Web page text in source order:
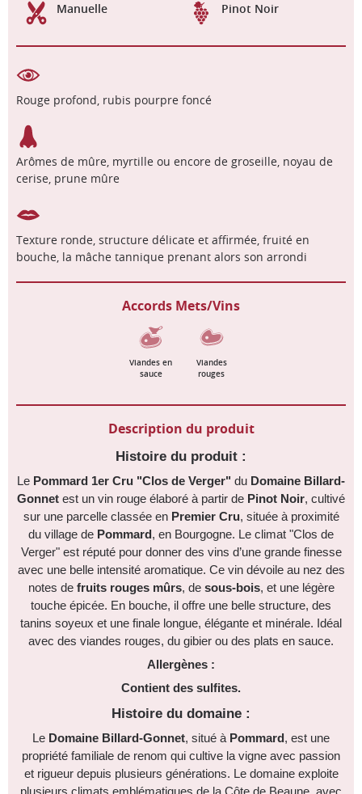
Manuelle Pinot Noir
Rouge profond, rubis pourpre foncé
Arômes de mûre, myrtille ou encore de groseille, noyau de
cerise, prune mûre
Texture ronde, structure délicate et affirmée, fruité en
bouche, la mâche tannique prenant alors son arrondi
Accords Mets/Vins
Viandes en
sauce
Viandes
rouges
Description du produit
Histoire du produit :
Le Pommard 1er Cru "Clos de Verger" du Domaine Billard-
Gonnet est un vin rouge élaboré à partir de Pinot Noir, cultivé
sur une parcelle classée en Premier Cru, située à proximité
du village de Pommard, en Bourgogne. Le climat "Clos de
Verger" est réputé pour donner des vins d’une grande finesse
avec une belle intensité aromatique. Ce vin dévoile au nez des
notes de fruits rouges mûrs, de sous-bois, et une légère
touche épicée. En bouche, il offre une belle structure, des
tanins soyeux et une finale longue, élégante et minérale. Idéal
avec des viandes rouges, du gibier ou des plats en sauce.
Allergènes :
Contient des sulfites.
Histoire du domaine :
Le Domaine Billard-Gonnet, situé à Pommard, est une
propriété familiale de renom qui cultive la vigne avec passion
et rigueur depuis plusieurs générations. Le domaine exploite